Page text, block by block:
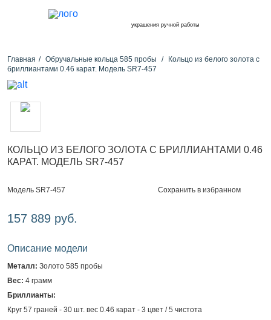
украшения ручной работы
Главная Обручальные кольца 585 пробы
Кольцо из белого золота с
бриллиантами 0.46 карат. Модель SR7-457
КОЛЬЦО ИЗ БЕЛОГО ЗОЛОТА С БРИЛЛИАНТАМИ 0.46
КАРАТ. МОДЕЛЬ SR7-457
Модель SR7-457 Сохранить в избранном
157 889 руб.
Описание модели
Металл: Золото 585 пробы
Вес: 4 грамм
Бриллианты:
Круг 57 граней - 30 шт. вес 0.46 карат - 3 цвет / 5 чистота